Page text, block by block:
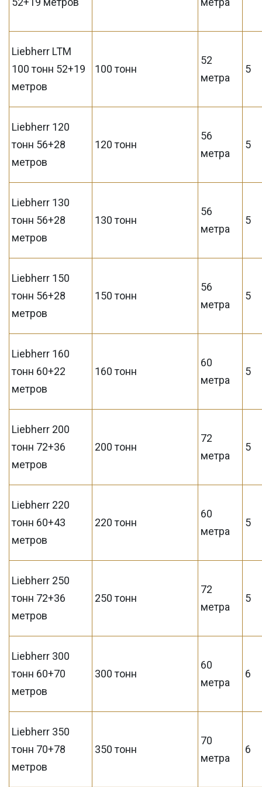
Liebherr LTM
100 тонн 52+19
метров
100 тонн
52
метра
5
Liebherr 120
тонн 56+28
метров
120 тонн
56
метра
5
Liebherr 130
тонн 56+28
метров
130 тонн
56
метра
5
Liebherr 150
тонн 56+28
метров
150 тонн
56
метра
5
Liebherr 160
тонн 60+22
метров
160 тонн
60
метра
5
Liebherr 200
тонн 72+36
метров
200 тонн
72
метра
5
Liebherr 220
тонн 60+43
метров
220 тонн
60
метра
5
Liebherr 250
тонн 72+36
метров
250 тонн
72
метра
5
Liebherr 300
тонн 60+70
метров
300 тонн
60
метра
6
Liebherr 350
тонн 70+78
метров
350 тонн
70
метра
6